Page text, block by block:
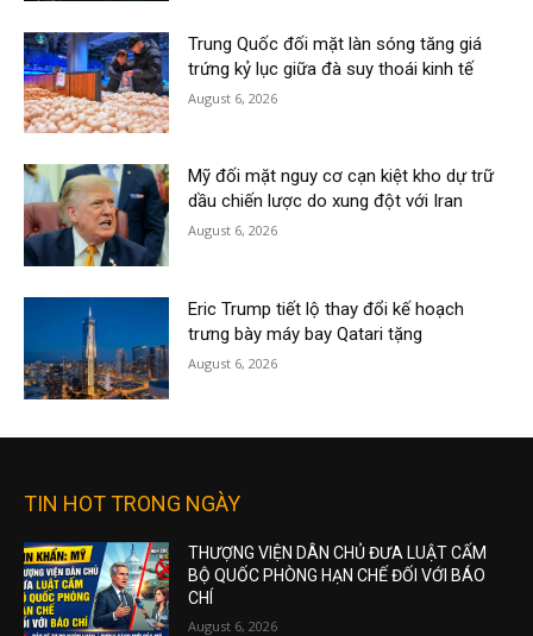
Trung Quốc đối mặt làn sóng tăng giá
trứng kỷ lục giữa đà suy thoái kinh tế
August 6, 2026
Mỹ đối mặt nguy cơ cạn kiệt kho dự trữ
dầu chiến lược do xung đột với Iran
August 6, 2026
Eric Trump tiết lộ thay đổi kế hoạch
trưng bày máy bay Qatari tặng
August 6, 2026
TIN HOT TRONG NGÀY
THƯỢNG VIỆN DÂN CHỦ ĐƯA LUẬT CẤM
BỘ QUỐC PHÒNG HẠN CHẾ ĐỐI VỚI BÁO
CHÍ
August 6, 2026